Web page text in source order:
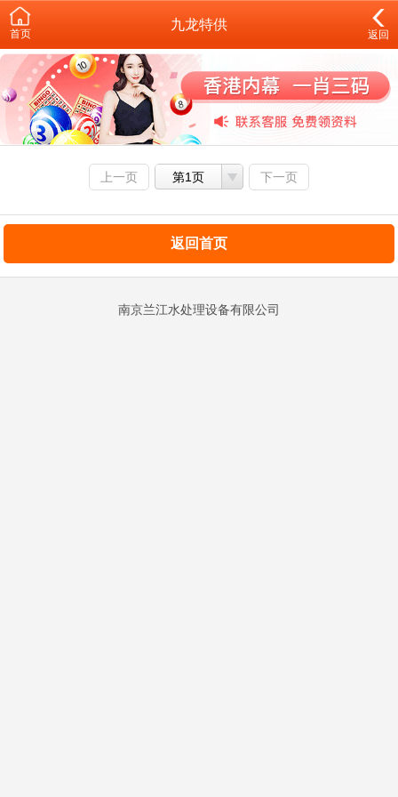
首页
九龙特供
返回
上一页 第1页 下一页
返回首页
南京兰江水处理设备有限公司